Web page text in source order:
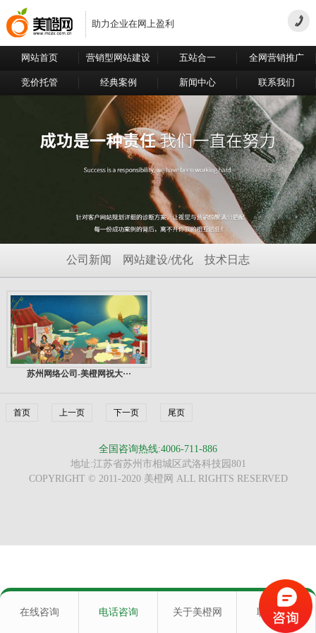
助力企业在网上盈利
网站首页 营销型网站建设 五站合一 全网营销推广
竞价托管 经典案例 新闻中心 联系我们
公司新闻 网站建设/优化 技术日志
苏州网络公司-美橙网祝大···
首页 上一页 下一页 尾页
全国咨询热线:4006-711-886
地址:江苏省苏州市相城区武洛科技园801
COPYRIGHT © 2011-2020 美橙网 ALL RIGHTS RESERVED
在线咨询 电话咨询 关于美橙网 联系我们